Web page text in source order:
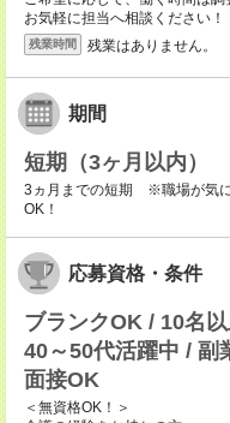
お気軽に担当へ相談ください！
残業時間 残業はありません。
期間
短期（3ヶ月以内）
3ヵ月までの短期 ※職場が気
OK！
応募資格・条件
ブランクOK / 10名
40～50代活躍中 / 副
面接OK
＜無資格OK！＞